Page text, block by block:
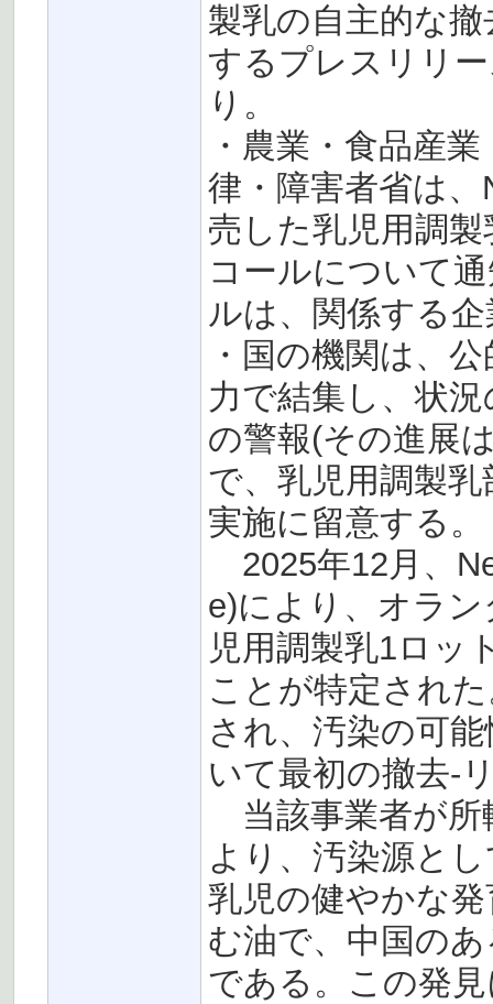
製乳の自主的な
するプレスリリ
り。
・農業・食品産
律・障害者省は
売した乳児用調
コールについて
ルは、関係する
・国の機関は、
力で結集し、状
の警報(その進展
で、乳児用調製
実施に留意する。
2025年12月、
e)により、オラ
児用調製乳1ロッ
ことが特定され
され、汚染の可
いて最初の撤去-
当該事業者が所
より、汚染源と
乳児の健やかな
む油で、中国の
である。この発